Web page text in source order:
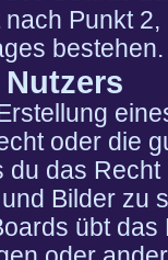
Punkt
bestehen.
oder die
das
Bilder zu
übt